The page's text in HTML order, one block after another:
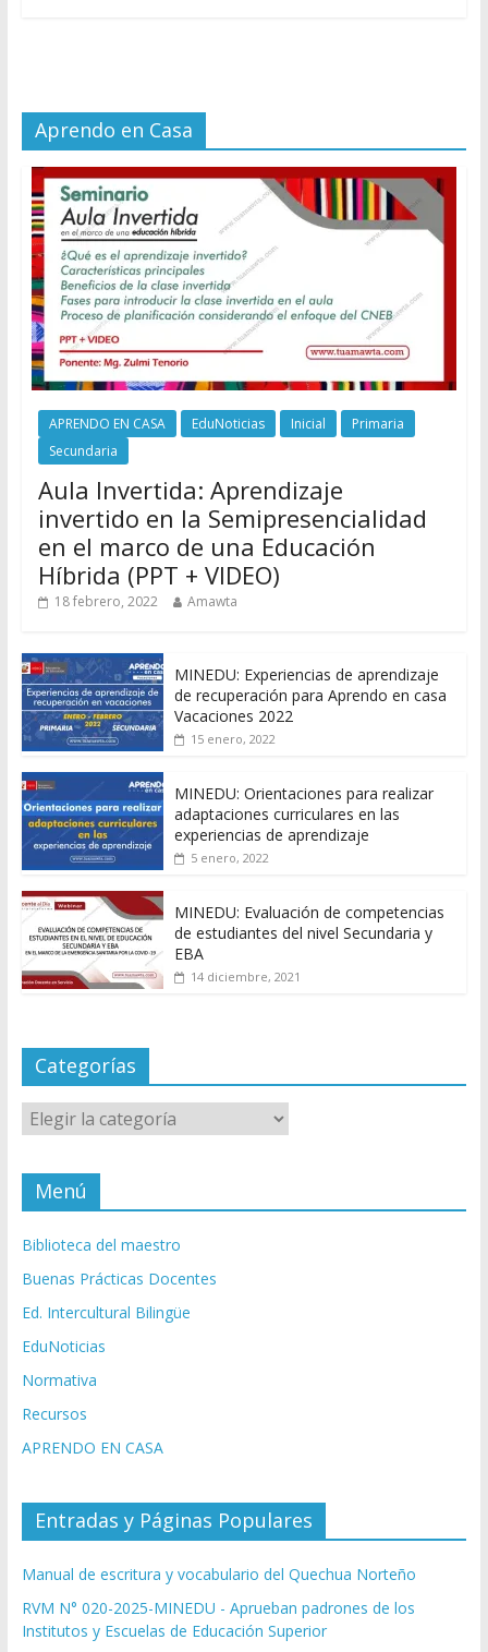
Aprendo en Casa
APRENDO EN CASA EduNoticias Inicial
Primaria
Secundaria
Aula Invertida: Aprendizaje
invertido en la Semipresencialidad
en el marco de una Educación
Híbrida (PPT + VIDEO)
18 febrero, 2022 Amawta
MINEDU: Experiencias de aprendizaje
de recuperación para Aprendo en casa
Vacaciones 2022
15 enero, 2022
MINEDU: Orientaciones para realizar
adaptaciones curriculares en las
experiencias de aprendizaje
5 enero, 2022
MINEDU: Evaluación de competencias
de estudiantes del nivel Secundaria y
EBA
14 diciembre, 2021
Categorías
Categorías
Menú
Biblioteca del maestro
Buenas Prácticas Docentes
Ed. Intercultural Bilingüe
EduNoticias
Normativa
Recursos
APRENDO EN CASA
Entradas y Páginas Populares
Manual de escritura y vocabulario del Quechua Norteño
RVM N° 020-2025-MINEDU - Aprueban padrones de los
Institutos y Escuelas de Educación Superior